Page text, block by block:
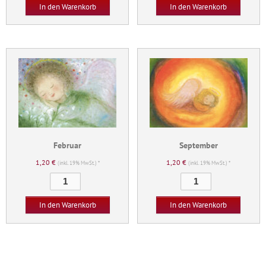
Wald
In den Warenkorb
In den Warenkorb
Februar
1,20 € (inkl. 19% MwSt.) *
Menge
In den Warenkorb
September
1,20€ (inkl. 19% MwSt.) *
Menge
In den Warenkorb